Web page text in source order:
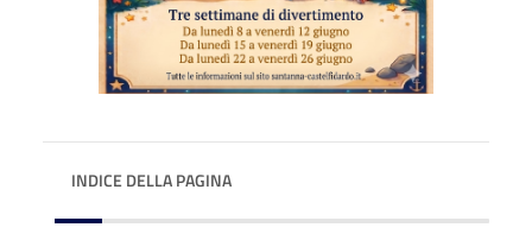
INDICE DELLA PAGINA